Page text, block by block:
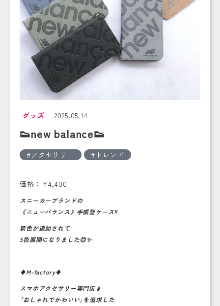
グッズ 2025.05.14
👟new balance👟
アクセサリー トレンド
価格：¥4,400
スニーカーブランドの
《ニューバランス》手帳型ケース‼️
新色が追加されて
5色展開になりました😊✨
♦️M-factory♦️
スマホアクセサリー専門店📱
｢おしゃれでかわいい｣を追求した